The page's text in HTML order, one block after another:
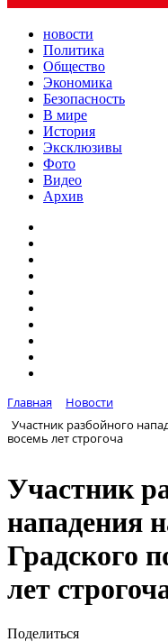
новости
Политика
Общество
Экономика
Безопасность
В мире
История
Эксклюзивы
Фото
Видео
Архив
Главная
Новости
Участник разбойного
восемь лет строгоча
Участник
нападения
Градского
лет
Поделиться